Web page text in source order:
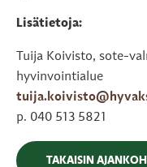
Lisätietoja:
Tuija Koivisto, sote-
hyvinvointialue
p. 040 513 5821
TAKAISIN